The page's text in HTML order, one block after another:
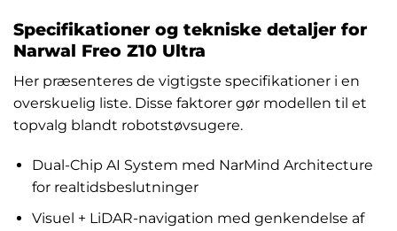
Specifikationer og tekniske detaljer for
Narwal Freo Z10 Ultra
Her præsenteres de vigtigste specifikationer i en
overskuelig liste. Disse faktorer gør modellen til et
topvalg blandt robotstøvsugere.
Dual-Chip AI System med NarMind Architecture
for realtidsbeslutninger
Visuel + LiDAR-navigation med genkendelse af